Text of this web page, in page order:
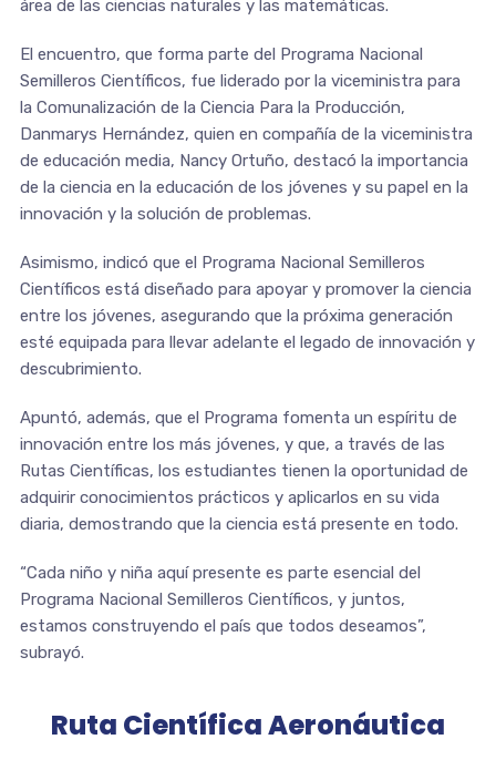
área de las ciencias naturales y las matemáticas.
El encuentro, que forma parte del Programa Nacional
Semilleros Científicos, fue liderado por la viceministra para
la Comunalización de la Ciencia Para la Producción,
Danmarys Hernández, quien en compañía de la viceministra
de educación media, Nancy Ortuño, destacó la importancia
de la ciencia en la educación de los jóvenes y su papel en la
innovación y la solución de problemas.
Asimismo, indicó que el Programa Nacional Semilleros
Científicos está diseñado para apoyar y promover la ciencia
entre los jóvenes, asegurando que la próxima generación
esté equipada para llevar adelante el legado de innovación y
descubrimiento.
Apuntó, además, que el Programa fomenta un espíritu de
innovación entre los más jóvenes, y que, a través de las
Rutas Científicas, los estudiantes tienen la oportunidad de
adquirir conocimientos prácticos y aplicarlos en su vida
diaria, demostrando que la ciencia está presente en todo.
“Cada niño y niña aquí presente es parte esencial del
Programa Nacional Semilleros Científicos, y juntos,
estamos construyendo el país que todos deseamos”,
subrayó.
Ruta Científica Aeronáutica